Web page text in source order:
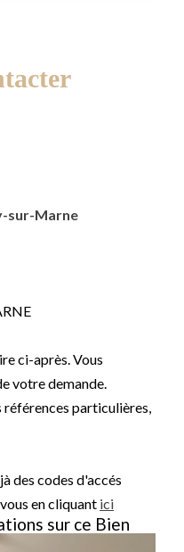
sur-Marne
ci-après. Vous
votre demande.
particulières,
des codes d'accés
en cliquant ici
sur ce Bien